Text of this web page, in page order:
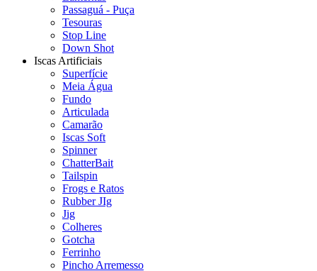
Passaguá - Puça
Tesouras
Stop Line
Down Shot
Iscas Artificiais
Superfície
Meia Água
Fundo
Articulada
Camarão
Iscas Soft
Spinner
ChatterBait
Tailspin
Frogs e Ratos
Rubber JIg
Jig
Colheres
Gotcha
Ferrinho
Pincho Arremesso